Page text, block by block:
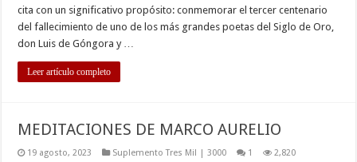
cita con un significativo propósito: conmemorar el tercer centenario
del fallecimiento de uno de los más grandes poetas del Siglo de Oro,
don Luis de Góngora y …
Leer artículo completo
MEDITACIONES DE MARCO AURELIO
19 agosto, 2023 Suplemento Tres Mil | 3000 1 2,820